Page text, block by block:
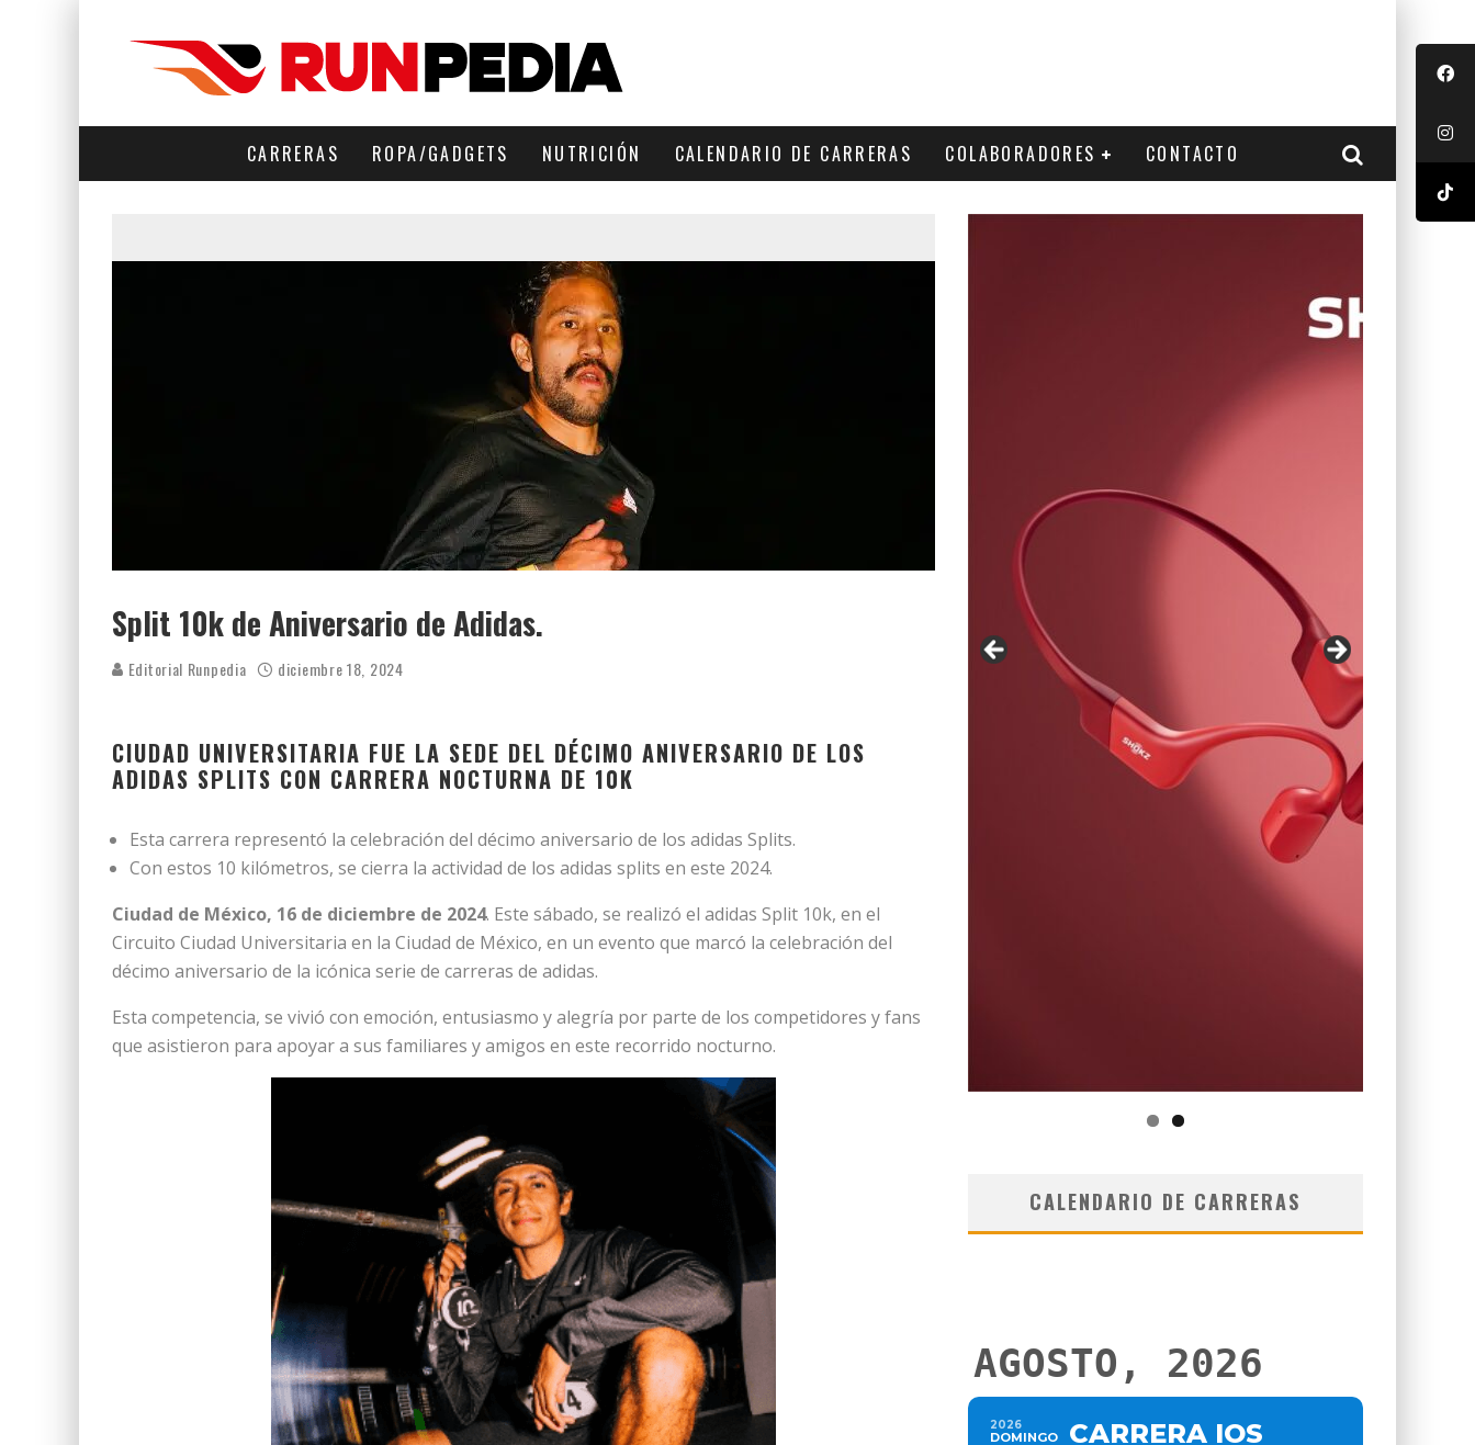
CARRERAS ROPA/GADGETS NUTRICIÓN CALENDARIO DE CARRERAS COLABORADORES CONTACTO
Split 10k de Aniversario de Adidas.
Editorial Runpedia diciembre 18, 2024
CIUDAD UNIVERSITARIA FUE LA SEDE DEL DÉCIMO ANIVERSARIO DE LOS
ADIDAS SPLITS CON CARRERA NOCTURNA DE 10K
Esta carrera representó la celebración del décimo aniversario de los adidas Splits.
Con estos 10 kilómetros, se cierra la actividad de los adidas splits en este 2024.
Ciudad de México, 16 de diciembre de 2024. Este sábado, se realizó el adidas Split 10k, en el
Circuito Ciudad Universitaria en la Ciudad de México, en un evento que marcó la celebración del
décimo aniversario de la icónica serie de carreras de adidas.
Esta competencia, se vivió con emoción, entusiasmo y alegría por parte de los competidores y fans
que asistieron para apoyar a sus familiares y amigos en este recorrido nocturno.
CALENDARIO DE CARRERAS
AGOSTO, 2026
2026
DOMINGO
CARRERA IOS